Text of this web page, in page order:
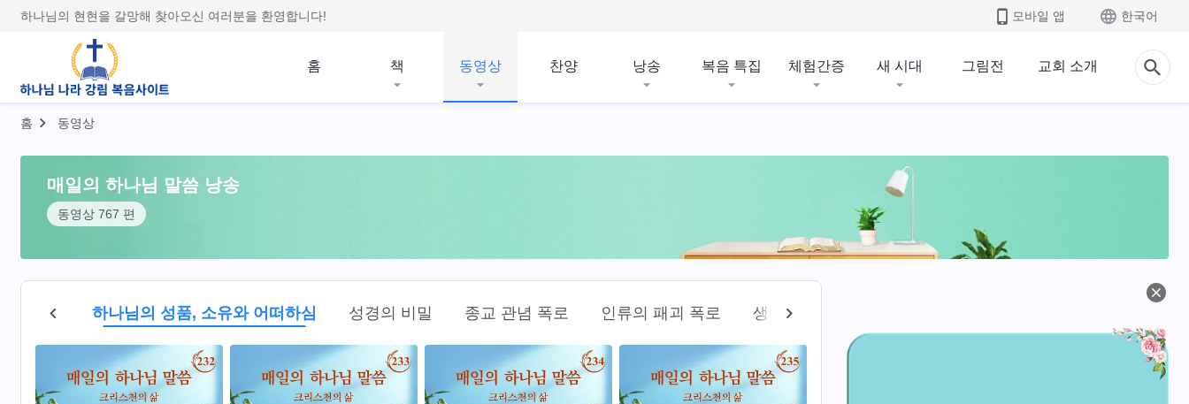
하나님의 현현을 갈망해 찾아오신 여러분을 환영합니다! 모바일 앱 한국어
홈 책 동영상 찬양 낭송 복음 특집 체험간증 새 시대 그림전 교회 소개
홈 동영상
매일의 하나님 말씀 낭송
동영상 767 편
아 가기 하나님의 성품, 소유와 어떠하심 성경의 비밀 종교 관념 폭로 인류의 패괴 폭로 생명 진입